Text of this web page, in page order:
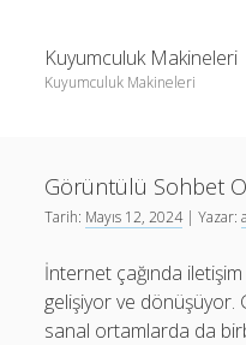
Kuyumculuk Makineleri
Kuyumculuk Makineleri
Liste
Sayfa Listesi
Shorts Beğeni Gönderme
Twitter Gizli Sikiş
Liste
Sayfa Listesi
Kuyumculuk
Makineleri
Görüntülü Sohbet
Tarih: Mayıs 12, 2024| Yazar:
İnternet çağında
gelişiyor ve dönüşüyor.
sanal ortamlarda da